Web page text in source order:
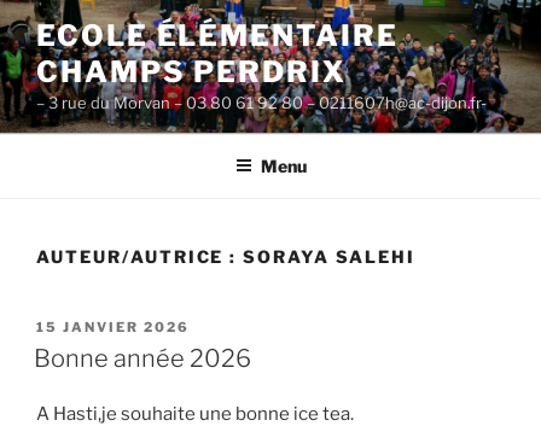
Aller
au
contenu
principal
ECOLE ÉLÉMENTAIRE
CHAMPS PERDRIX
– 3 rue du Morvan – 03 80 61 92 80 – 0211607h@ac-dijon.fr-
Menu
AUTEUR/AUTRICE :SORAYA SALEHI
PUBLIÉ
LE
15 JANVIER 2026
Bonne année 2026
A Hasti,je souhaite une bonne ice tea.